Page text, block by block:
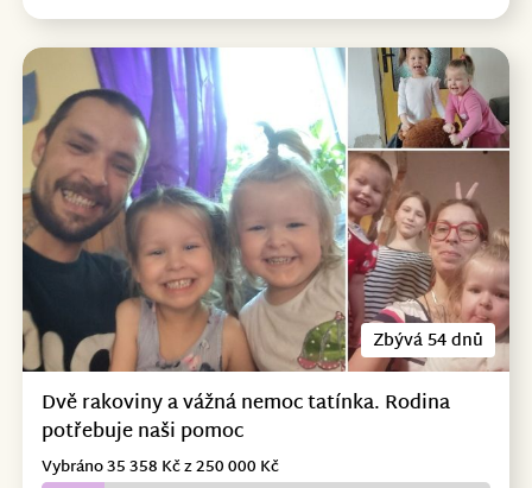
Zbývá 54 dnů
Dvě rakoviny a vážná nemoc tatínka. Rodina
potřebuje naši pomoc
Vybráno 35 358 Kč z 250 000 Kč